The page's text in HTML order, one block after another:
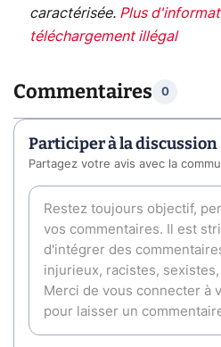
caractérisée. Plus
téléchargement illégal
Commentaires 0
Participer à la discussion
Partagez votre avis avec la